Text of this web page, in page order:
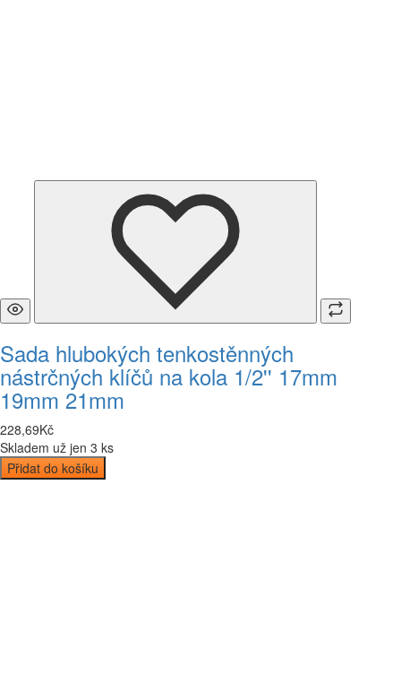
Sada hlubokých tenkostěnných
nástrčných klíčů na kola 1/2'' 17mm
19mm 21mm
228,69Kč
Skladem už jen 3 ks
Přidat do košíku